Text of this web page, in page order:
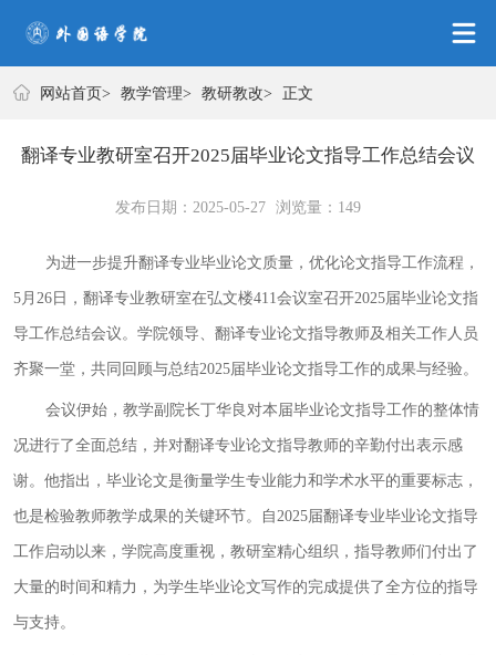
教学管理
网站首页> 教学管理> 教研教改> 正文
翻译专业教研室召开2025届毕业论文指导工作总结会议
发布日期：2025-05-27 浏览量： 149
为进一步提升翻译专业毕业论文质量，优化论文指导工作流程，
5月26日，翻译专业教研室在弘文楼411会议室召开2025届毕业论文指
导工作总结会议。学院领导、翻译专业论文指导教师及相关工作人员
齐聚一堂，共同回顾与总结2025届毕业论文指导工作的成果与经验。
会议伊始，教学副院长丁华良对本届毕业论文指导工作的整体情
况进行了全面总结， 并对翻译专业论文指导教师的辛勤付出表示感
谢。 他指出， 毕业论文是衡量学生专业能力和学术水平的重要标志，
也是检验教师教学成果的关键环节。自2025届翻译专业毕业论文指导
工作启动以来，学院高度重视， 教研室精心组织，指导教师们付出了
大量的时间和精力，为学生毕业论文写作的完成提供了全方位的指导
与支持。